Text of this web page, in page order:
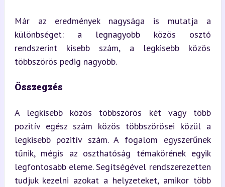
Már az eredmények nagysága is mutatja a
különbséget: a legnagyobb közös osztó
rendszerint kisebb szám, a legkisebb közös
többszörös pedig nagyobb.
Összegzés
A legkisebb közös többszörös két vagy több
pozitív egész szám közös többszörösei közül a
legkisebb pozitív szám. A fogalom egyszerűnek
tűnik, mégis az oszthatóság témakörének egyik
legfontosabb eleme. Segítségével rendszerezetten
tudjuk kezelni azokat a helyzeteket, amikor több